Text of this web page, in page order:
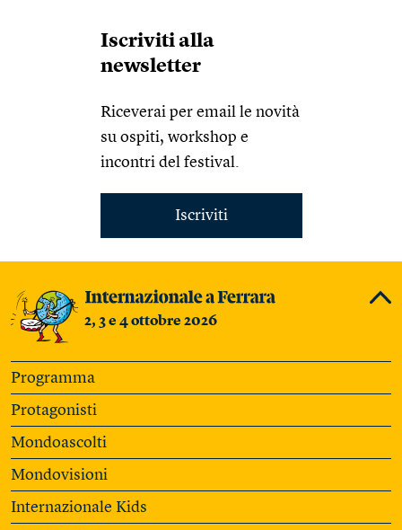
Iscriviti alla
newsletter
Riceverai per email le novità
su ospiti, workshop e
incontri del festival.
Iscriviti
2, 3 e 4 ottobre 2026
Programma
Protagonisti
Mondoascolti
Mondovisioni
Internazionale Kids